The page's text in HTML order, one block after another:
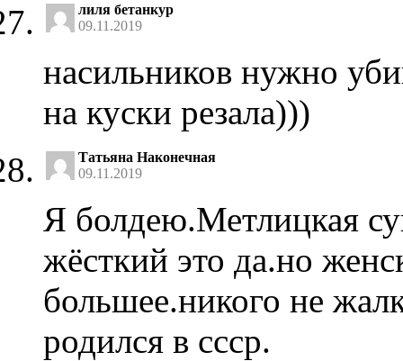
лиля бетанкур
09.11.2019
насильников нужно
на куски резала)))
Татьяна Наконечная
09.11.2019
Я болдею.Метлицкая
жёсткий это да.но
большее.никого не
родился в ссср.